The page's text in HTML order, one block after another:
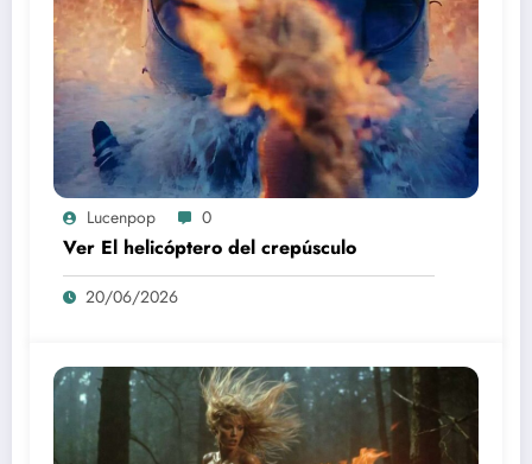
Lucenpop 0
Ver El helicóptero del crepúsculo
20/06/2026